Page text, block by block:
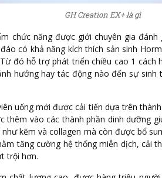
GH Creation EX+ là gì
chức năng được giới chuyên gia
có khả năng kích thích sản sinh
đó hỗ trợ phát triển chiều cao 1 cách
hưởng hay tác động nào đến sự
uống mới được cải tiến dựa trên
thêm vào các thành phần dinh dưỡng
kẽm và collagen mà còn được bổ
tăng cường hệ thống miễn dịch, cải
trội hơn.